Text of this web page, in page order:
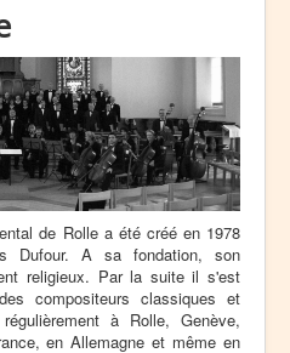
de Rolle a été créé en 1978
Dufour. A sa fondation, son
religieux. Par la suite il s'est
compositeurs classiques et
à Rolle, Genève,
en Allemagne et même en